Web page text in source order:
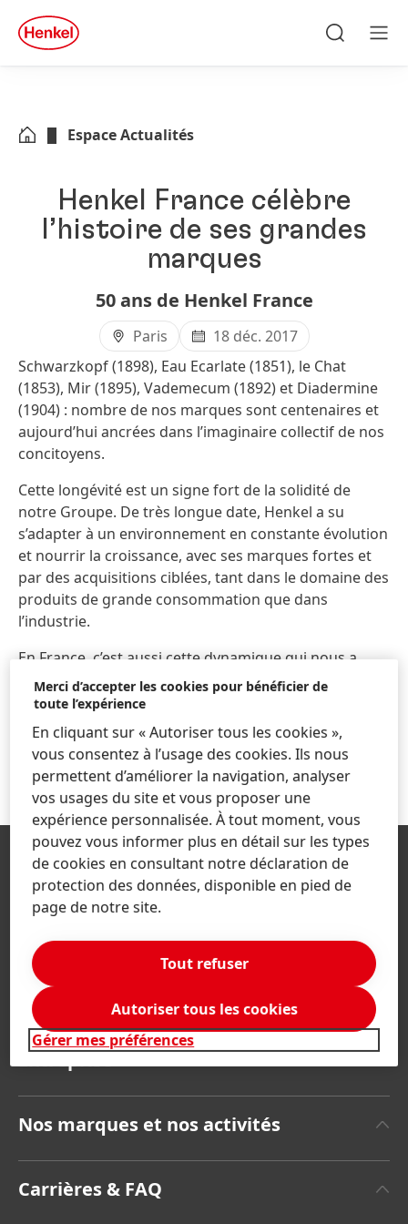
Skip to footer
quick
search
Espace Actualités
Henkel France célèbre
l’histoire de ses grandes
marques
50 ans de Henkel France
Paris
18 déc. 2017
Schwarzkopf(1898), Eau Ecarlate(1851), le Chat
(1853), Mir(1895), Vademecum (1892) et Diadermine
(1904) : nombre de nos marques sont centenaires et
aujourd’hui ancrées dans l’imaginaire collectif de nos
concitoyens.
Cette longévité est un signe fort de la solidité de
notre Groupe. De très longue date, Henkel a su
s’adapter à un environnement en constante évolution
et nourrir la croissance, avec ses marques fortes et
par des acquisitions ciblées, tant dans le domaine des
produits de grande consommation que dans
l’industrie.
En France, c’est aussi cette dynamique qui nous a
permis de cumuler plusieurs siècles d’histoire… en
seulement 50 ans ! Pour célébrer ces 50 ans, nous
vous invitons à
(re)découvrir quelques-unes de nos
marques emblématiques.
Entreprise
Rapports annuels(8,42 MB)
Nos marques et nos activités
Carrières & FAQ
Merci d’accepter les cookies pour bénéficier de
toute l’expérience
En cliquant sur « Autoriser tous les cookies »,
vous consentez à l’usage des cookies. Ils nous
permettent d’améliorer la navigation, analyser
vos usages du site et vous proposer une
expérience personnalisée. À tout moment, vous
pouvez vous informer plus en détail sur les types
de cookies en consultant notre déclaration de
protection des données, disponible en pied de
page de notre site.
Gérer mes préférences
Tout refuser
Autoriser tous les cookies